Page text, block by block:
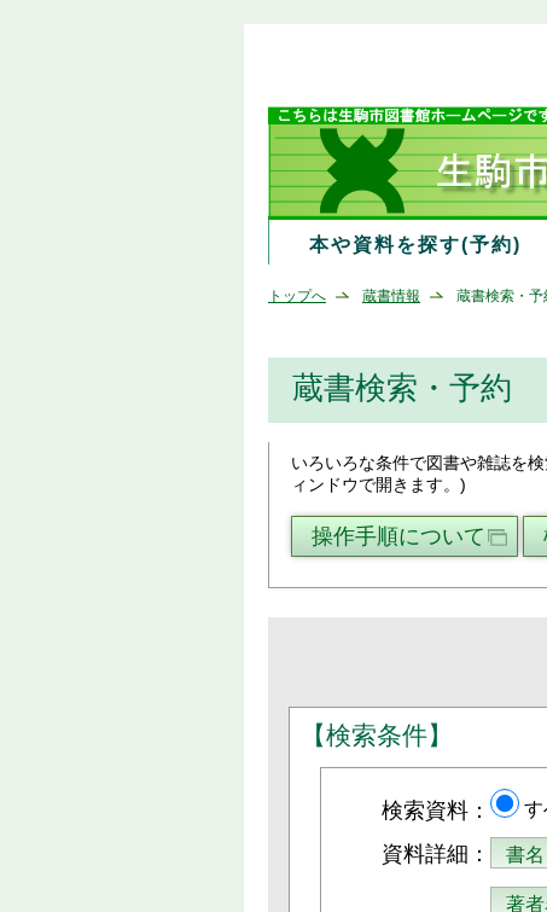
本や資料を探す(予約)
トップへ 蔵書情報 蔵書検索・予
蔵書検索・予約
いろいろな条件で図書や雑誌を
ィンドウで開きます。)
操作手順について
【検索条件】
検索資料： す
資料詳細：